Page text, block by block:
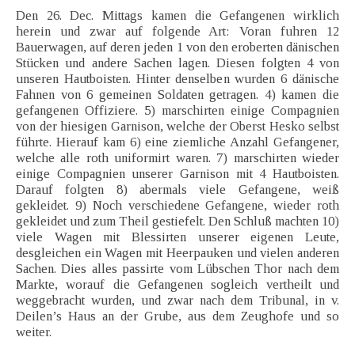
Den 26. Dec. Mittags kamen die Gefangenen wirklich
herein und zwar auf folgende Art: Voran fuhren 12
Bauerwagen, auf deren jeden 1 von den eroberten dänischen
Stücken und andere Sachen lagen. Diesen folgten 4 von
unseren Hautboisten. Hinter denselben wurden 6 dänische
Fahnen von 6 gemeinen Soldaten getragen. 4) kamen die
gefangenen Offiziere. 5) marschirten einige Compagnien
von der hiesigen Garnison, welche der Oberst Hesko selbst
führte. Hierauf kam 6) eine ziemliche Anzahl Gefangener,
welche alle roth uniformirt waren. 7) marschirten wieder
einige Compagnien unserer Garnison mit 4 Hautboisten.
Darauf folgten 8) abermals viele Gefangene, weiß
gekleidet. 9) Noch verschiedene Gefangene, wieder roth
gekleidet und zum Theil gestiefelt. Den Schluß machten 10)
viele Wagen mit Blessirten unserer eigenen Leute,
desgleichen ein Wagen mit Heerpauken und vielen anderen
Sachen. Dies alles passirte vom Lübschen Thor nach dem
Markte, worauf die Gefangenen sogleich vertheilt und
weggebracht wurden, und zwar nach dem Tribunal, in v.
Deilen’s Haus an der Grube, aus dem Zeughofe und so
weiter.